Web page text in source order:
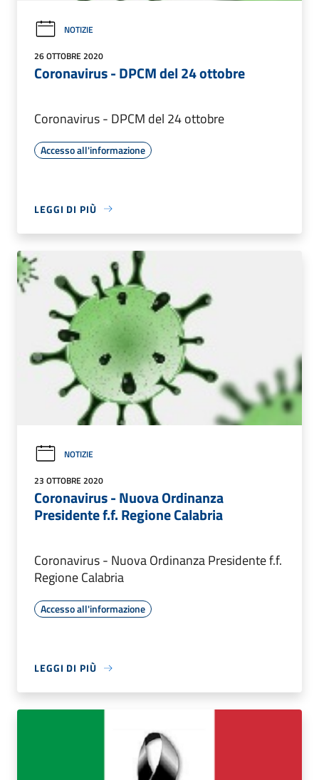
NOTIZIE
26 OTTOBRE 2020
Coronavirus - DPCM del 24 ottobre
Coronavirus - DPCM del 24 ottobre
Accesso all'informazione
LEGGI DI PIÙ
NOTIZIE
23 OTTOBRE 2020
Coronavirus - Nuova Ordinanza
Presidente f.f. Regione Calabria
Coronavirus - Nuova Ordinanza Presidente f.f.
Regione Calabria
Accesso all'informazione
LEGGI DI PIÙ